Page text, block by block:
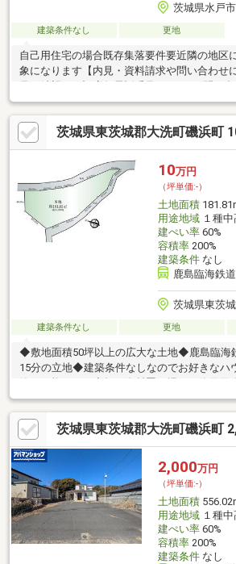
茨城県水戸
建築条件なし 更地
自己用住宅の場合既存集落要件要近隣の地区
象になります【内見・資料請求や問い合わせ
見ご希望は下記店舗電話番号まで♪≪お問い
番号：029-224-3655
茨城県東茨城郡大洗町磯浜町
10万円
（坪単価:-）
土地面積
用途地域１種中
建ぺい率60%
容積率200%
建築条件なし
鹿島臨海鉄
茨城県東茨
建築条件なし 更地
◆敷地面積50坪以上の広大な土地◆鹿島臨海
15分の立地◆建築条件なしなのでお好きなハ
能
茨城県東茨城郡大洗町磯浜町
2,000万円
（坪単価:-）
土地面積
用途地域１種中
建ぺい率60%
容積率200%
建築条件なし